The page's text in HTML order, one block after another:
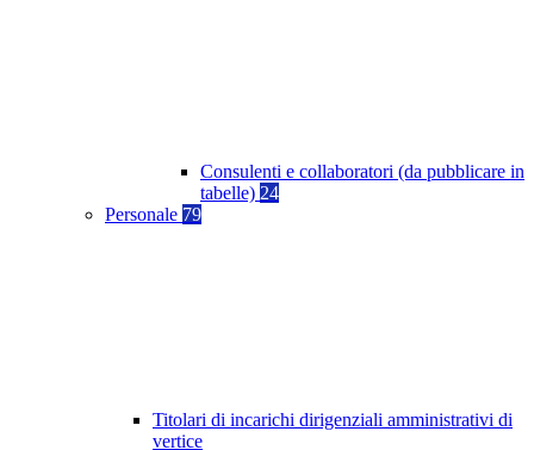
Consulenti e collaboratori (da pubblicare in
tabelle) 24
Personale 79
Titolari di incarichi dirigenziali amministrativi di
vertice